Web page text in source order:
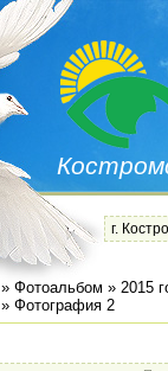
г.
» Фотоальбом » 2015
» Фотография 2